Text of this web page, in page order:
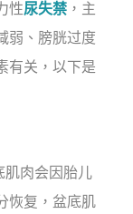
性尿失禁 ，主
弱、膀胱过度
有关，以下是
肉会因胎儿
恢复，盆底肌